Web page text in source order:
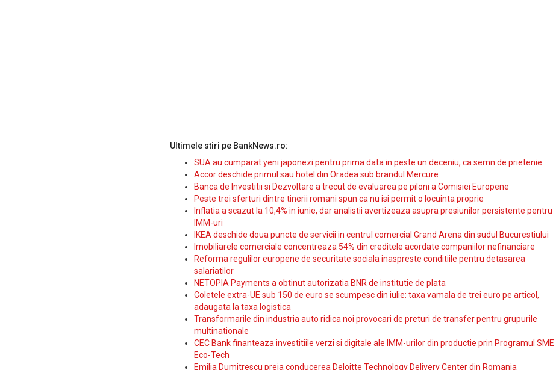
Ultimele stiri pe BankNews.ro:
SUA au cumparat yeni japonezi pentru prima data in peste un deceniu, ca semn de prietenie
Accor deschide primul sau hotel din Oradea sub brandul Mercure
Banca de Investitii si Dezvoltare a trecut de evaluarea pe piloni a Comisiei Europene
Peste trei sferturi dintre tinerii romani spun ca nu isi permit o locuinta proprie
Inflatia a scazut la 10,4% in iunie, dar analistii avertizeaza asupra presiunilor persistente pentru
IMM-uri
IKEA deschide doua puncte de servicii in centrul comercial Grand Arena din sudul Bucurestiului
Imobiliarele comerciale concentreaza 54% din creditele acordate companiilor nefinanciare
Reforma regulilor europene de securitate sociala inaspreste conditiile pentru detasarea
salariatilor
NETOPIA Payments a obtinut autorizatia BNR de institutie de plata
Coletele extra-UE sub 150 de euro se scumpesc din iulie: taxa vamala de trei euro pe articol,
adaugata la taxa logistica
Transformarile din industria auto ridica noi provocari de preturi de transfer pentru grupurile
multinationale
CEC Bank finanteaza investitiile verzi si digitale ale IMM-urilor din productie prin Programul SME
Eco-Tech
Emilia Dumitrescu preia conducerea Deloitte Technology Delivery Center din Romania